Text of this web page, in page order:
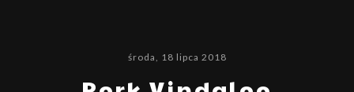
środa, 18 lipca 2018